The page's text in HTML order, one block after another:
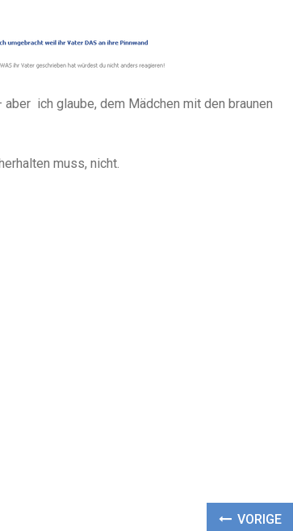
ich glaube, dem Mädchen mit den braunen
muss, nicht.
VORIGE